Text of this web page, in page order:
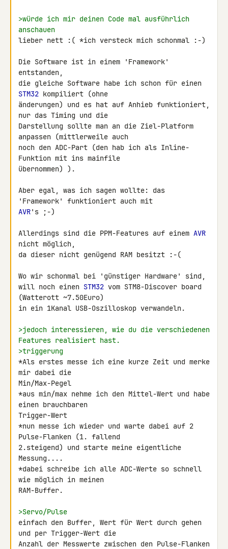
>würde ich mir deinen Code mal ausführlich
anschauen
lieber nett :( *ich versteck mich schonmal :-)
Die Software ist in einem 'Framework'
entstanden,
STM32 kompiliert (ohne
änderungen) und es hat auf Anhieb funktioniert,
nur das Timing und die
Darstellung sollte man an die Ziel-Platform
anpassen (mittlerweile auch
noch den ADC-Part (den hab ich als Inline-
Funktion mit ins mainfile
übernommen) ).
Aber egal, was ich sagen wollte: das
AVR's ;-)
Allerdings sind die PPM-Features auf einem AVR
nicht möglich,
da dieser nicht genügend RAM besitzt :-(
Wo wir schonmal bei 'günstiger Hardware' sind,
will noch einen STM32 vom STM8-Discover board
(Watterott ~7.50Euro)
in ein 1Kanal USB-Oszilloskop verwandeln.
>jedoch interessieren, wie du die verschiedenen
Features realisiert hast.
>triggerung
*Als erstes messe ich eine kurze Zeit und merke
mir dabei die
Min/Max-Pegel
*aus min/max nehme ich den Mittel-Wert und habe
einen brauchbaren
Trigger-Wert
*nun messe ich wieder und warte dabei auf 2
Pulse-Flanken (1. fallend
2.steigend) und starte meine eigentliche
Messung....
*dabei schreibe ich alle ADC-Werte so schnell
wie möglich in meinen
RAM-Buffer.
>Servo/Pulse
einfach den Buffer, Wert für Wert durch gehen
und per Trigger-Wert die
Anzahl der Messwerte zwischen den Pulse-Flanken